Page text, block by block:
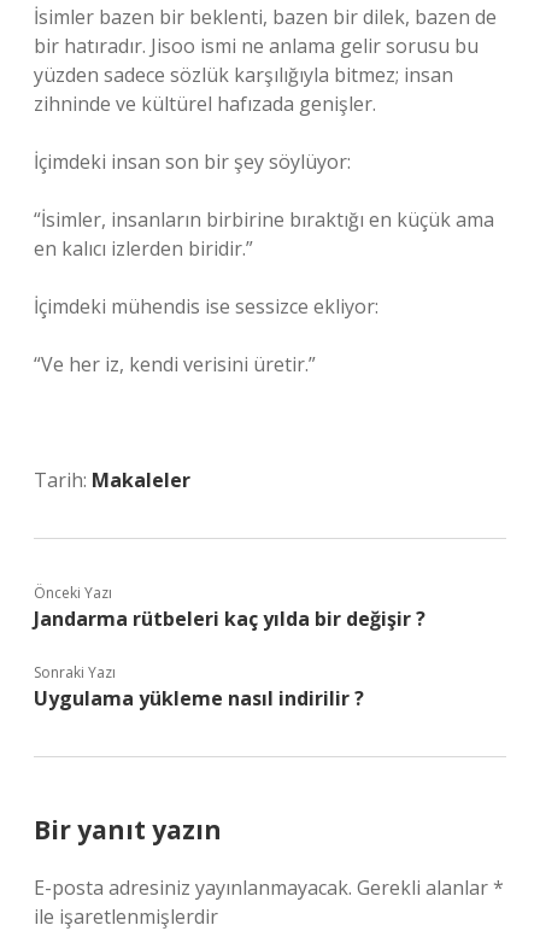
İsimler bazen bir beklenti, bazen bir dilek, bazen de
bir hatıradır. Jisoo ismi ne anlama gelir sorusu bu
yüzden sadece sözlük karşılığıyla bitmez; insan
zihninde ve kültürel hafızada genişler.
İçimdeki insan son bir şey söylüyor:
“İsimler, insanların birbirine bıraktığı en küçük ama
en kalıcı izlerden biridir.”
İçimdeki mühendis ise sessizce ekliyor:
“Ve her iz, kendi verisini üretir.”
Tarih: Makaleler
Önceki Yazı
Jandarma rütbeleri kaç yılda bir değişir ?
Sonraki Yazı
Uygulama yükleme nasıl indirilir ?
Bir yanıt yazın
E-posta adresiniz yayınlanmayacak. Gerekli alanlar*
ile işaretlenmişlerdir